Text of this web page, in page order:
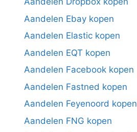
Aandelen Ebay kopen
Aandelen Elastic kopen
Aandelen EQT kopen
Aandelen Facebook kopen
Aandelen Fastned kopen
Aandelen Feyenoord kopen
Aandelen FNG kopen